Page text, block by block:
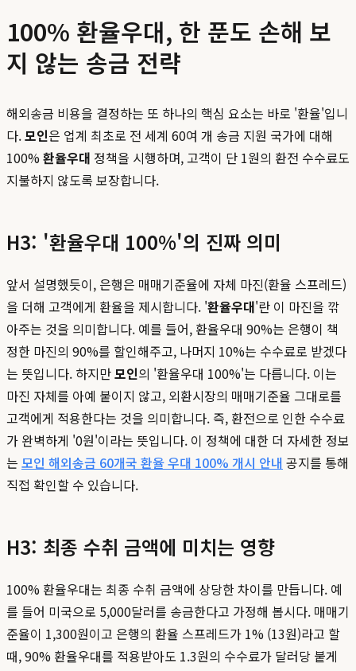
100% 환율우대, 한 푼도 손해 보
지 않는 송금 전략
해외송금 비용을 결정하는 또 하나의 핵심 요소는 바로 '환율'입니
다.모인은 업계 최초로 전 세계 60여 개 송금 지원 국가에 대해
100%환율우대 정책을 시행하며, 고객이 단 1원의 환전 수수료도
지불하지 않도록 보장합니다.
H3: '환율우대 100%'의 진짜 의미
앞서 설명했듯이, 은행은 매매기준율에 자체 마진(환율 스프레드)
을 더해 고객에게 환율을 제시합니다. '환율우대'란 이 마진을 깎
아주는 것을 의미합니다. 예를 들어, 환율우대 90%는 은행이 책
정한 마진의 90%를 할인해주고, 나머지 10%는 수수료로 받겠다
는 뜻입니다. 하지만모인의 '환율우대 100%'는 다릅니다. 이는
마진 자체를 아예 붙이지 않고, 외환시장의 매매기준율 그대로를
고객에게 적용한다는 것을 의미합니다. 즉, 환전으로 인한 수수료
가 완벽하게 '0원'이라는 뜻입니다. 이 정책에 대한 더 자세한 정보
는 모인 해외송금 60개국 환율 우대 100% 개시 안내 공지를 통해
직접 확인할 수 있습니다.
H3: 최종 수취 금액에 미치는 영향
100% 환율우대는 최종 수취 금액에 상당한 차이를 만듭니다. 예
를 들어 미국으로 5,000달러를 송금한다고 가정해 봅시다. 매매기
준율이 1,300원이고 은행의 환율 스프레드가 1% (13원)라고 할
때, 90% 환율우대를 적용받아도 1.3원의 수수료가 달러당 붙게